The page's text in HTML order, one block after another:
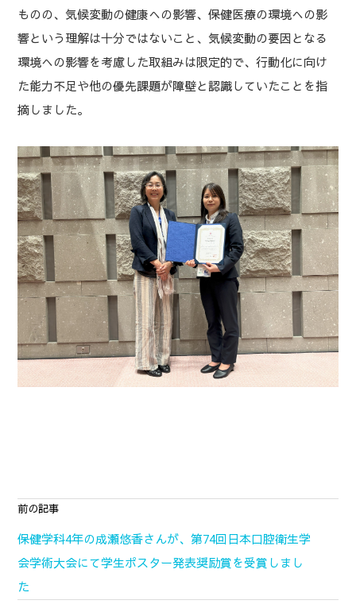
ものの、気候変動の健康への影響、保健医療の環境への影
響という理解は十分ではないこと、気候変動の要因となる
環境への影響を考慮した取組みは限定的で、行動化に向け
た能力不足や他の優先課題が障壁と認識していたことを指
摘しました。
前の記事
保健学科4年の成瀬悠香さんが、第74回日本口腔衛生学
会学術大会にて学生ポスター発表奨励賞を受賞しまし
た